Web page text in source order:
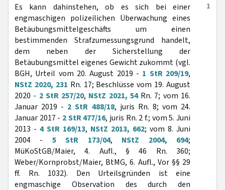
1
Es kann dahinstehen, ob es sich bei einer
engmaschigen polizeilichen Überwachung eines
Betäubungsmittelgeschäfts um einen
bestimmenden Strafzumessungsgrund handelt,
dem neben der Sicherstellung der
Betäubungsmittel eigenes Gewicht zukommt (vgl.
BGH, Urteil vom 20. August 2019 - 1 StR 209/19,
NStZ 2020, 231 Rn. 17; Beschlüsse vom 19. August
2020 - 2 StR 257/20, NStZ 2021, 54Rn. 7; vom 16.
Januar 2019 - 2 StR 488/18, juris Rn. 8; vom 24.
Januar 2017 - 2 StR 477/16, juris Rn. 2 f.; vom 5. Juni
2013 - 4 StR 169/13, NStZ 2013, 662; vom 8. Juni
2004 - 5 StR 173/04, NStZ 2004, 694;
MüKoStGB/Maier, 4. Aufl., § 46 Rn. 360;
Weber/Kornprobst/Maier, BtMG, 6. Aufl., Vor §§ 29
ff. Rn. 1032). Den Urteilsgründen ist eine
engmaschige Observation des durch den